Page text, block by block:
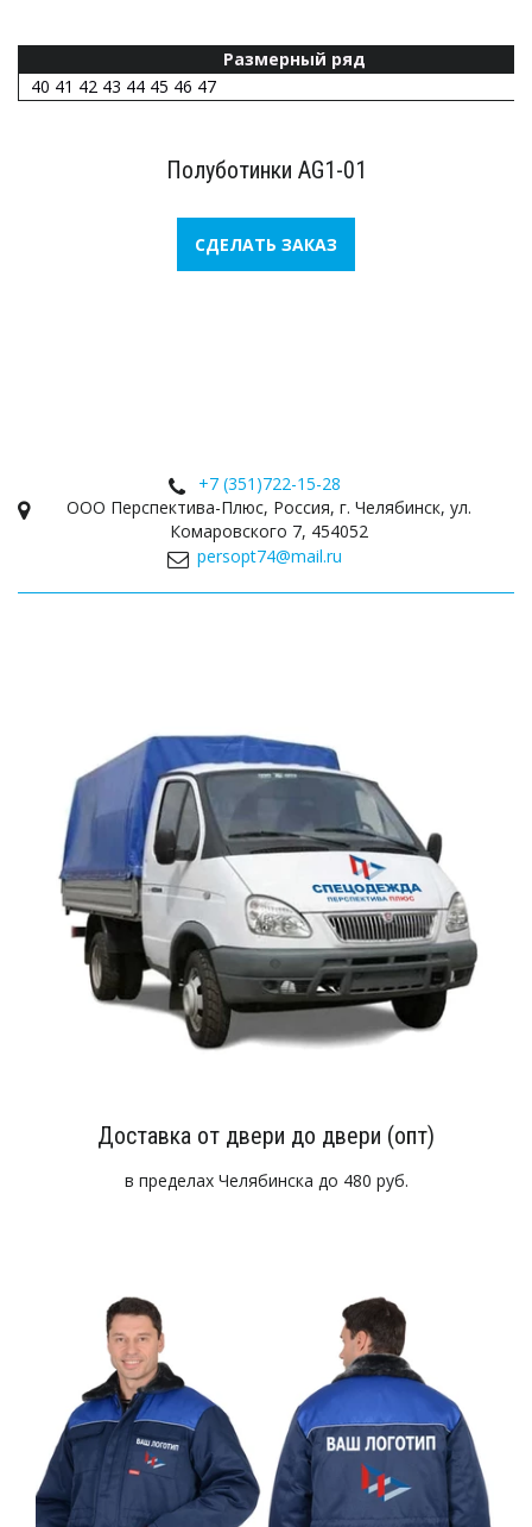
Размерный ряд
40 41 42 43 44 45 46 47
Полуботинки AG1-01
СДЕЛАТЬ ЗАКАЗ
+7 (351)722-15-28
ООО Перспектива-Плюс, Россия, г. Челябинск, ул.
Комаровского 7, 454052
persopt74@mail.ru
Доставка от двери до двери (опт)
в пределах Челябинска до 480 руб.